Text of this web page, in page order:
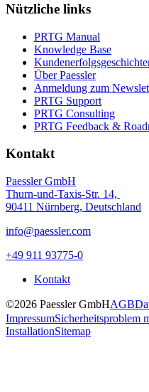
Nützliche links
PRTG Manual
Knowledge Base
Über Paessler
Anmeldung zum
PRTG Support
PRTG Consulting
PRTG Feedback &
Kontakt
Paessler GmbH
Thurn-und-Taxis-Str. 14,
90411 Nürnberg, Deutschland
info@paessler.com
+49 911 93775-0
Kontakt
©2026 Paessler GmbHAGB
ImpressumSicherheitsproblem
InstallationSitemap